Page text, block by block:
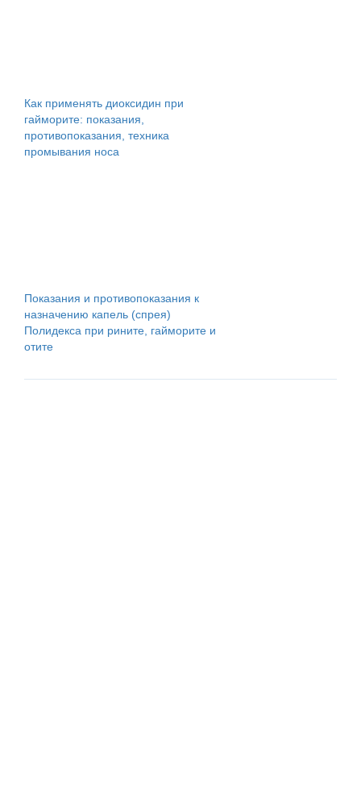
Как применять диоксидин при
гайморите: показания,
противопоказания, техника
промывания носа
Показания и противопоказания к
назначению капель (спрея)
Полидекса при рините, гайморите и
отите